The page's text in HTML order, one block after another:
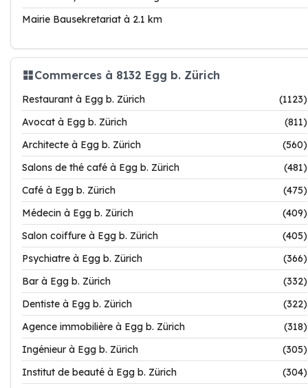
Mairie Bausekretariat à 2.1 km
Commerces à 8132 Egg b. Zürich
Restaurant à Egg b. Zürich
(1123)
Avocat à Egg b. Zürich
(811)
Architecte à Egg b. Zürich
(560)
Salons de thé café à Egg b. Zürich
(481)
Café à Egg b. Zürich
(475)
Médecin à Egg b. Zürich
(409)
Salon coiffure à Egg b. Zürich
(405)
Psychiatre à Egg b. Zürich
(366)
Bar à Egg b. Zürich
(332)
Dentiste à Egg b. Zürich
(322)
Agence immobilière à Egg b. Zürich
(318)
Ingénieur à Egg b. Zürich
(305)
Institut de beauté à Egg b. Zürich
(304)